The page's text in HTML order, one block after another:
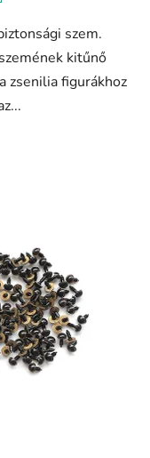
szem.
kitűnő
zsenilia figurákhoz